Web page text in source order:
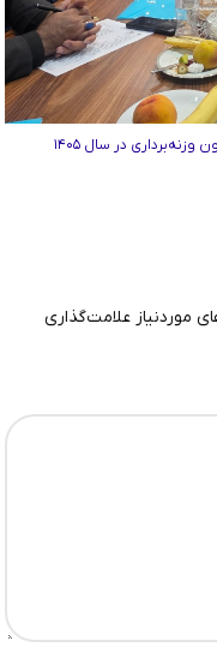
در سال ۱۴۰۵
موردنیاز علامت‌گذاری